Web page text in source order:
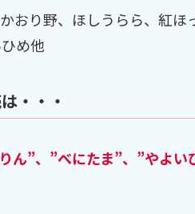
おり野、ほしうらら、紅ほ
め他
・・・
ん”、”べにたま”、”やよい